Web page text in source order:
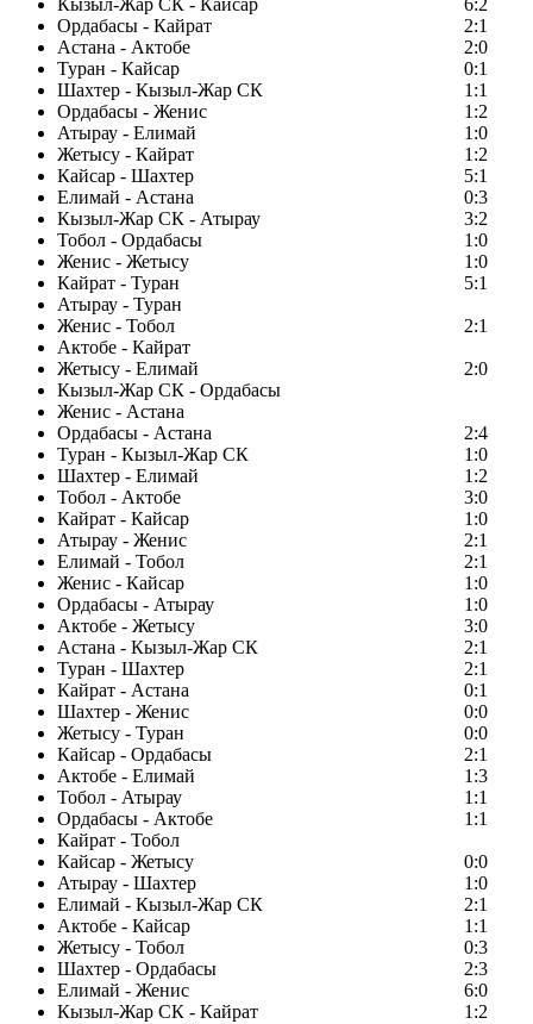
Кызыл-Жар СК - Кайсар
6:2
Ордабасы - Кайрат
2:1
Астана - Актобе
2:0
Туран - Кайсар
0:1
Шахтер - Кызыл-Жар СК
1:1
Ордабасы - Женис
1:2
Атырау - Елимай
1:0
Жетысу - Кайрат
1:2
Кайсар - Шахтер
5:1
Елимай - Астана
0:3
Кызыл-Жар СК - Атырау
3:2
Тобол - Ордабасы
1:0
Женис - Жетысу
1:0
Кайрат - Туран
5:1
Атырау - Туран
Женис - Тобол
2:1
Актобе - Кайрат
Жетысу - Елимай
2:0
Кызыл-Жар СК - Ордабасы
Женис - Астана
Ордабасы - Астана
2:4
Туран - Кызыл-Жар СК
1:0
Шахтер - Елимай
1:2
Тобол - Актобе
3:0
Кайрат - Кайсар
1:0
Атырау - Женис
2:1
Елимай - Тобол
2:1
Женис - Кайсар
1:0
Ордабасы - Атырау
1:0
Актобе - Жетысу
3:0
Астана - Кызыл-Жар СК
2:1
Туран - Шахтер
2:1
Кайрат - Астана
0:1
Шахтер - Женис
0:0
Жетысу - Туран
0:0
Кайсар - Ордабасы
2:1
Актобе - Елимай
1:3
Тобол - Атырау
1:1
Ордабасы - Актобе
1:1
Кайрат - Тобол
Кайсар - Жетысу
0:0
Атырау - Шахтер
1:0
Елимай - Кызыл-Жар СК
2:1
Актобе - Кайсар
1:1
Жетысу - Тобол
0:3
Шахтер - Ордабасы
2:3
Елимай - Женис
6:0
Кызыл-Жар СК - Кайрат
1:2